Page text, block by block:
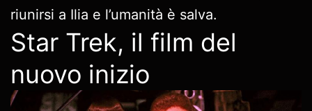
riunirsi a Ilia e l’umanità è salva.
Star Trek, il film del
nuovo inizio